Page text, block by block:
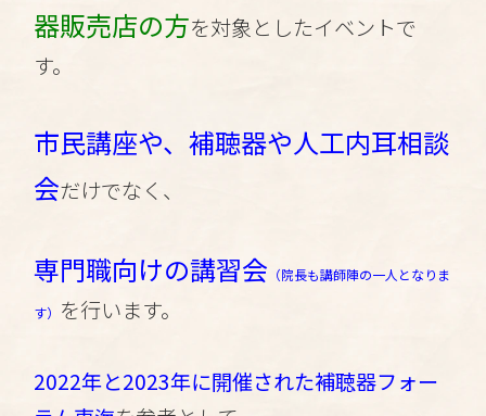
器販売店の方を対象としたイベントで
す。
市民講座や、補聴器や人工内耳相談
会だけでなく、
専門職向けの講習会 （院長も講師陣の一人となりま
す） を行います。
2022年と2023年に開催された補聴器フォー